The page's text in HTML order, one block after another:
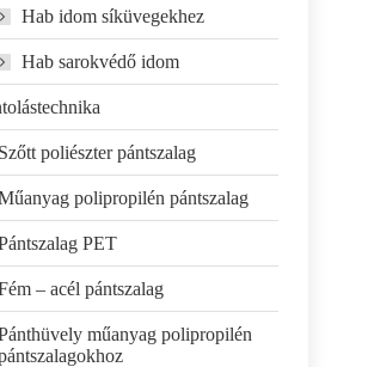
Hab idom síküvegekhez
Hab sarokvédő idom
Szőtt poliészter pántszalag
polipropilén pántszalag
PET
– acél pántszalag
műanyag polipropilén